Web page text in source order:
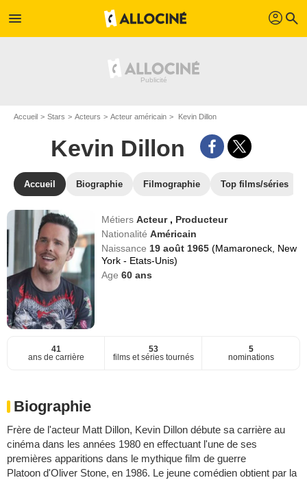
menu profil search
Accueil Stars Acteurs Acteur américain Kevin Dillon
Kevin Dillon
Accueil Biographie Filmographie Top films/séries
MétiersActeur , Producteur
NationalitéAméricain
Naissance 19 août 1965(Mamaroneck, New
York - Etats-Unis)
Age60 ans
41
ans de carrière
53
films et séries tournés
5
nominations
Biographie
Frère de l'acteur Matt Dillon, Kevin Dillon débute sa carrière au
cinéma dans les années 1980 en effectuant l'une de ses
premières apparitions dans le mythique film de guerre
Platoon d'Oliver Stone, en 1986. Le jeune comédien obtient par la